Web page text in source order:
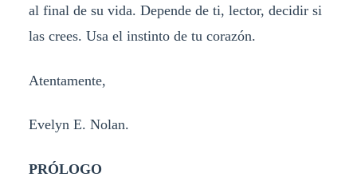
al final de su vida. Depende de ti, lector, decidir si
las crees. Usa el instinto de tu corazón.
Atentamente,
Evelyn E. Nolan.
PRÓLOGO